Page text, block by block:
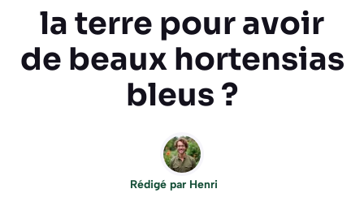
la terre pour avoir
de beaux hortensias
bleus ?
Rédigé par Henri